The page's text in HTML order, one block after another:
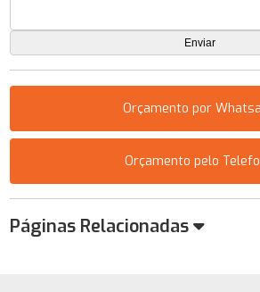
Orçamento por
Orçamento pelo
Páginas Relacionadas